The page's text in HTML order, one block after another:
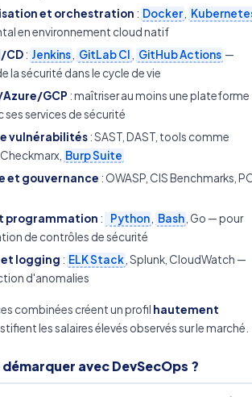
et orchestration : Docker
en environnement cloud natif
CD: Jenkins GitLab CI GitHub Actions —
la sécurité dans le cycle de vie
Azure/GCP : maîtriser au moins une plateforme
ses services de sécurité
vulnérabilités: SAST, DAST, tools comme
Burp Suite
et gouvernance : OWASP, CIS Benchmarks,
programmation : Python Bash , Go — pour
de contrôles de sécurité
logging : ELK Stack , Splunk, CloudWatch —
d'anomalies
combinées créent un profil hautement
les salaires élevés observés sur le marché.
avec DevSecOps ?